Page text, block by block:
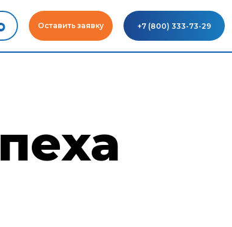
Оставить заявку +7 (800) 333-73-29